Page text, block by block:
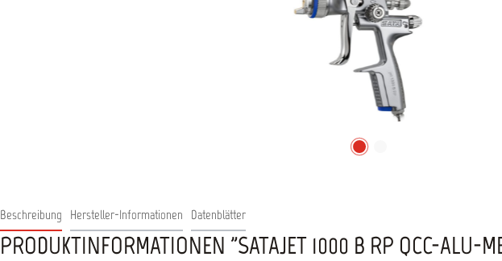
Beschreibung Hersteller-Informationen Datenblätter
PRODUKTINFORMATIONEN "SATAJET 1000 B RP QCC-ALU-